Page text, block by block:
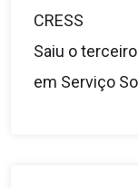
CRESS
Saiu o
em Serviço